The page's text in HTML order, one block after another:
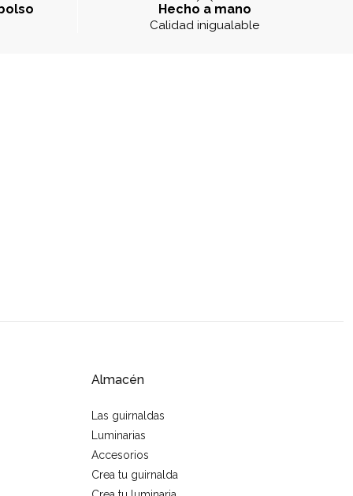
Hecho a mano
Calidad inigualable
Almacén
Las guirnaldas
Luminarias
Accesorios
Crea tu guirnalda